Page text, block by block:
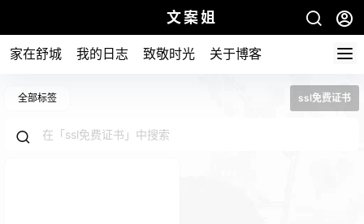
文案姐
家在舒城 我的日志 致敬时光 关于博客
全部标签 ssl免费证书